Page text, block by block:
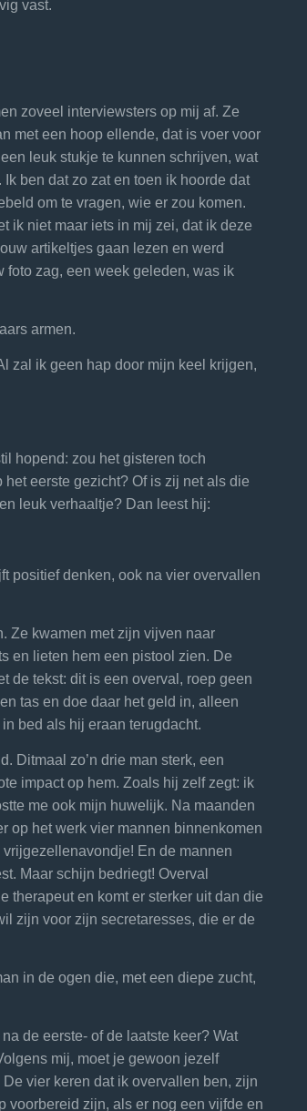
vast.
zoveel interviewsters op mij af. Ze
met een hoop ellende, dat is voer voor
leuk stukje te kunnen schrijven, wat
ben dat zo zat en toen ik hoorde dat
om te vragen, wie er zou komen.
ik niet maar iets in mij zei, dat ik deze
artikeltjes gaan lezen en werd
foto zag, een week geleden, was ik
armen.
zal ik geen hap door mijn keel krijgen,
hopend: zou het gisteren toch
eerste gezicht? Of is zij net als die
leuk verhaaltje? Dan leest hij:
positief denken, ook na vier overvallen
Ze kwamen met zijn vijven naar
en lieten hem een pistool zien. De
de tekst: dit is een overval, roep geen
tas en doe daar het geld in, alleen
bed als hij eraan terugdacht.
Ditmaal zo’n drie man sterk, een
impact op hem. Zoals hij zelf zegt: ik
me ook mijn huwelijk. Na maanden
op het werk vier mannen binnenkomen
En de mannen
Maar schijn bedriegt! Overval
therapeut en komt er sterker uit dan die
zijn voor zijn secretaresses, die er de
in de ogen die, met een diepe zucht,
de eerste- of de laatste keer? Wat
mij, moet je gewoon jezelf
vier keren dat ik overvallen ben, zijn
voorbereid zijn, als er nog een vijfde en